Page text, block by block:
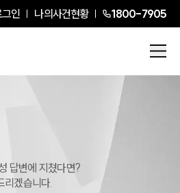
인 나의사건현황 1800-7905
답변에 지쳤다면?
리겠습니다.